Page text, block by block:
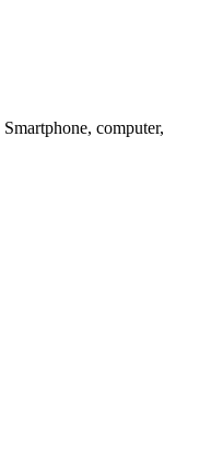
Smartphone, computer,